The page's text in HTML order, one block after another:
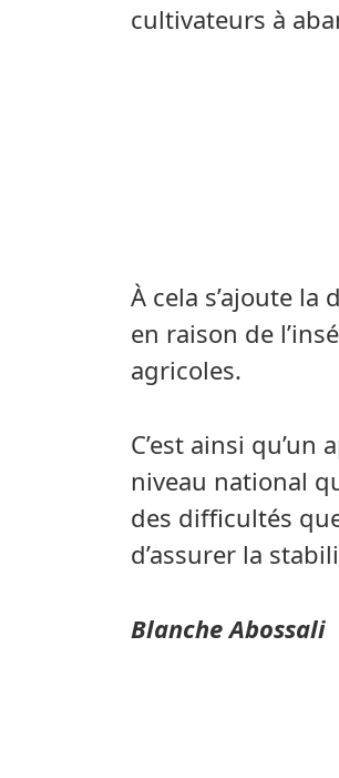
cultivateurs à
À cela s’ajoute
en raison de
agricoles.
C’est ainsi
niveau national
des difficultés
d’assurer la
Blanche Abossali